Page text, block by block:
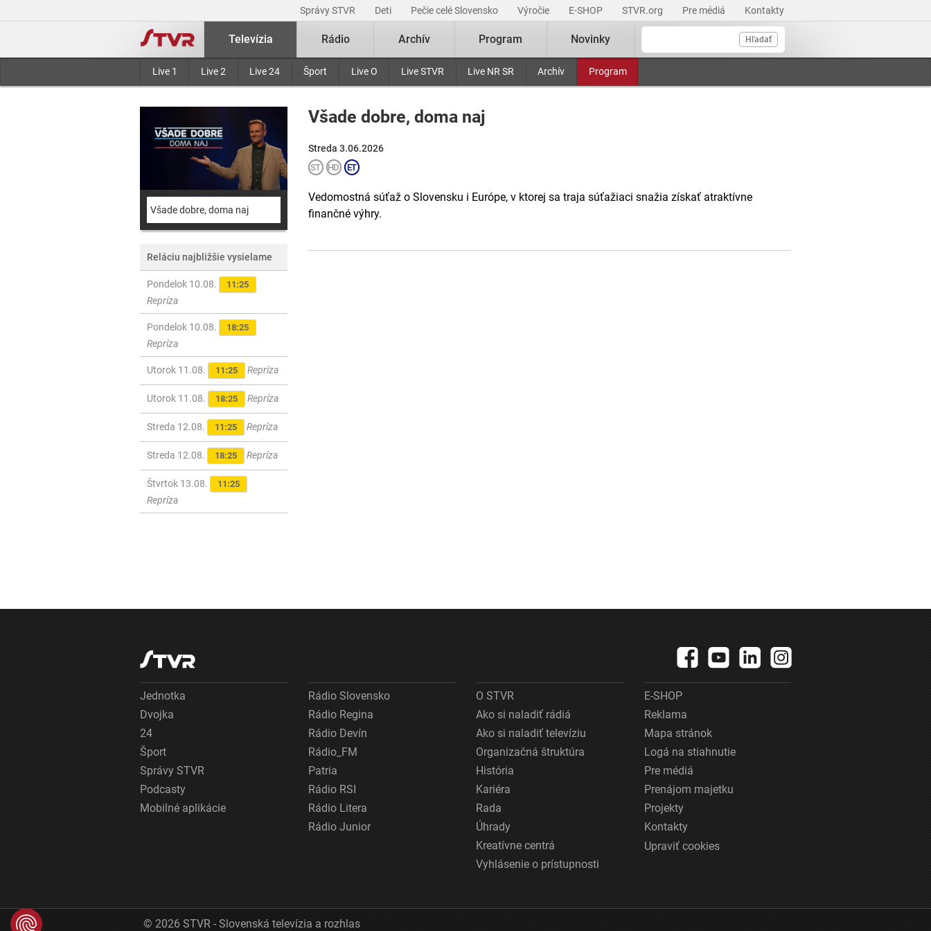
Správy STVR Deti Pečie celé Slovensko Výročie E-SHOP STVR.org Pre médiá Kontakty
Hľadať
Televízia
Live 1 Live 2 Live 24 Šport Live O Live STVR Live NR SR Archív Program
Rádio Archív Program Novinky
Všade dobre, doma naj
Reláciu najbližšie vysielame
Pondelok 10.08. 11:25
Repríza
Pondelok 10.08. 18:25
Repríza
Utorok 11.08. 11:25 Repríza
Utorok 11.08. 18:25 Repríza
Streda 12.08. 11:25 Repríza
Streda 12.08. 18:25 Repríza
Štvrtok 13.08. 11:25
Repríza
Všade dobre, doma naj
Streda 3.06.2026
Vedomostná súťaž o Slovensku i Európe, v ktorej sa traja súťažiaci snažia získať atraktívne
finančné výhry.
Jednotka
Dvojka
24
Šport
Správy STVR
Podcasty
Mobilné aplikácie
Rádio Slovensko
Rádio Regina
Rádio Devín
Rádio_FM
Patria
Rádio RSI
Rádio Litera
Rádio Junior
O STVR
Ako si naladiť rádiá
Ako si naladiť televíziu
Organizačná štruktúra
História
Kariéra
Rada
Úhrady
Kreatívne centrá
Vyhlásenie o prístupnosti
E-SHOP
Reklama
Mapa stránok
Logá na stiahnutie
Pre médiá
Prenájom majetku
Projekty
Kontakty
Upraviť cookies
© 2026 STVR - Slovenská televízia a rozhlas